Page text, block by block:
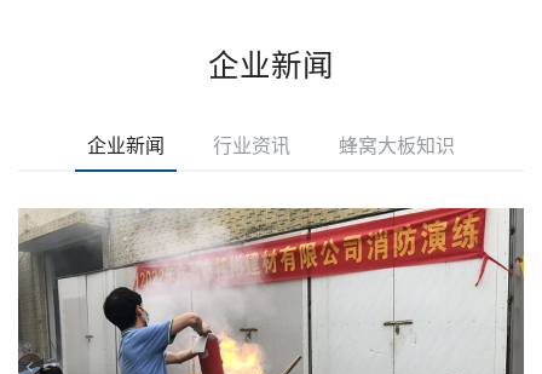
企业新闻
企业新闻 行业资讯 蜂窝大板知识